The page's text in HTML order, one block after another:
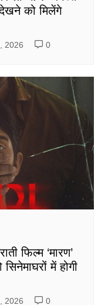
को मिलेंगे
2026 0
फिल्म ‘मारण’
में होगी
2026 0